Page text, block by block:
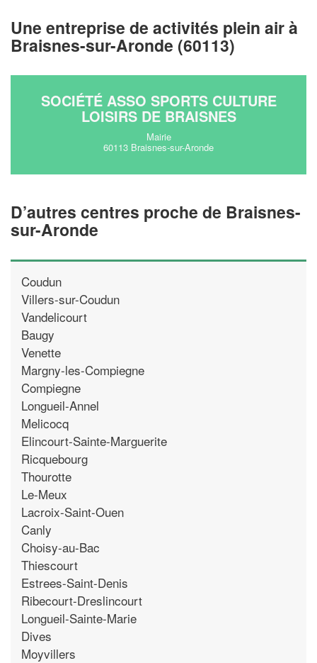
Une entreprise de activités plein air à
Braisnes-sur-Aronde (60113)
SOCIÉTÉ ASSO SPORTS CULTURE
LOISIRS DE BRAISNES
Mairie
60113 Braisnes-sur-Aronde
D’autres centres proche de Braisnes-
sur-Aronde
Coudun
Villers-sur-Coudun
Vandelicourt
Baugy
Venette
Margny-les-Compiegne
Compiegne
Longueil-Annel
Melicocq
Elincourt-Sainte-Marguerite
Ricquebourg
Thourotte
Le-Meux
Lacroix-Saint-Ouen
Canly
Choisy-au-Bac
Thiescourt
Estrees-Saint-Denis
Ribecourt-Dreslincourt
Longueil-Sainte-Marie
Dives
Moyvillers
nouveaux clients
!
En savoir plus